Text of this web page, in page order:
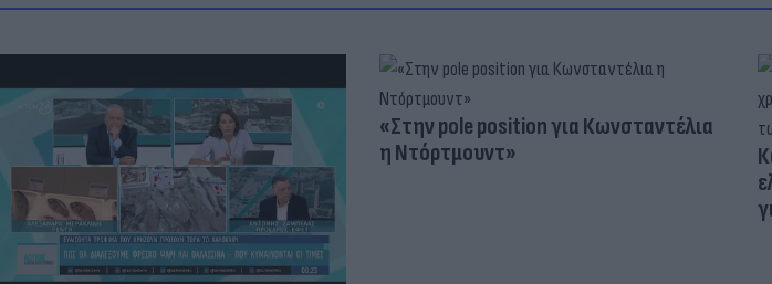
«Στην pole position για Κωνσταντέλια
η Ντόρτμουντ»